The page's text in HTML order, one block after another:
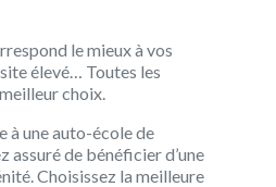
le mieux à vos
élevé… Toutes les
choix.
à une auto-école de
assuré de bénéficier d’une
Choisissez la meilleure